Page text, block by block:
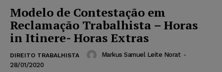
Modelo de Contestação em
Reclamação Trabalhista – Horas
in Itinere- Horas Extras
DIREITO TRABALHISTA Markus Samuel Leite Norat -
28/01/2020